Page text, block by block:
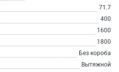
71.7
400
1600
1800
Без короба
Вытяжной